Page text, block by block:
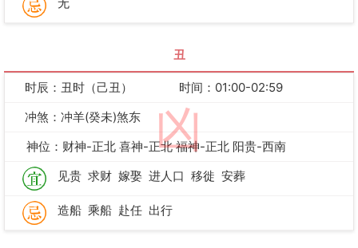
丑
凶
时辰：丑时（己丑）
时间：01:00-02:59
冲煞：冲羊(癸未)煞东
神位：财神-正北 喜神-正北 福神-正北 阳贵-西南
见贵 求财 嫁娶 进人口 移徙 安葬
造船 乘船 赴任 出行